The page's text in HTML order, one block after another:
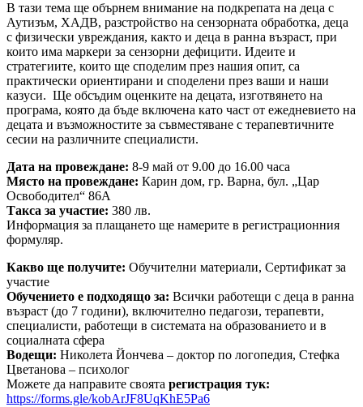
В тази тема ще обърнем внимание на подкрепата на деца с
Аутизъм, ХАДВ, разстройство на сензорната обработка, деца
с физически увреждания, както и деца в ранна възраст, при
които има маркери за сензорни дефицити. Идеите и
стратегиите, които ще споделим през нашия опит, са
практически ориентирани и споделени през ваши и наши
казуси. Ще обсъдим оценките на децата, изготвянето на
програма, която да бъде включена като част от ежедневието на
децата и възможностите за съвместяване с терапевтичните
сесии на различните специалисти.
Дата на провеждане: 8-9 май от 9.00 до 16.00 часа
Място на провеждане: Карин дом, гр. Варна, бул. „Цар
Освободител“ 86А
Такса за участие: 380 лв.
Информация за плащането ще намерите в регистрационния
формуляр.
Какво ще получите: Обучителни материали, Сертификат за
участие
Обучението е подходящо за: Всички работещи с деца в ранна
възраст (до 7 години), включително педагози, терапевти,
специалисти, работещи в системата на образованието и в
социалната сфера
Водещи: Николета Йончева – доктор по логопедия, Стефка
Цветанова – психолог
Можете да направите своята регистрация тук:
https://forms.gle/kobArJF8UqKhE5Pa6